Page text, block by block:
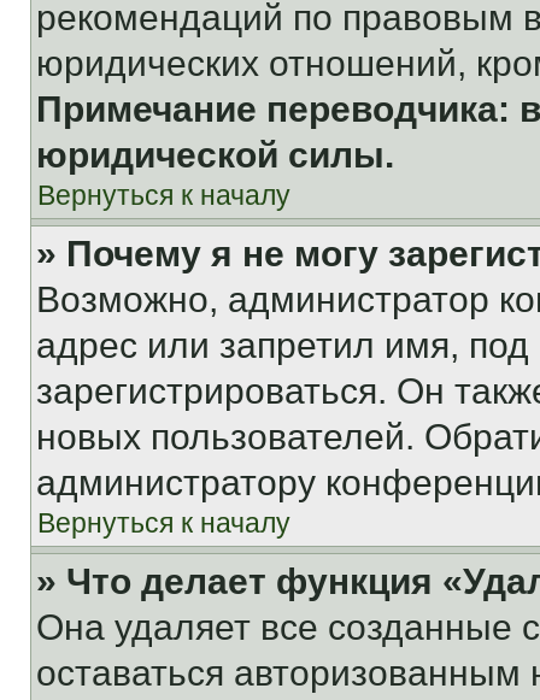
рекомендаций по правовым
юридических отношений,
Примечание переводчика:
юридической силы.
Вернуться к началу
» Почему я не могу
Возможно, администратор
адрес или запретил имя,
зарегистрироваться. Он
новых пользователей.
администратору
Вернуться к началу
» Что делает функция
Она удаляет все созданные
оставаться